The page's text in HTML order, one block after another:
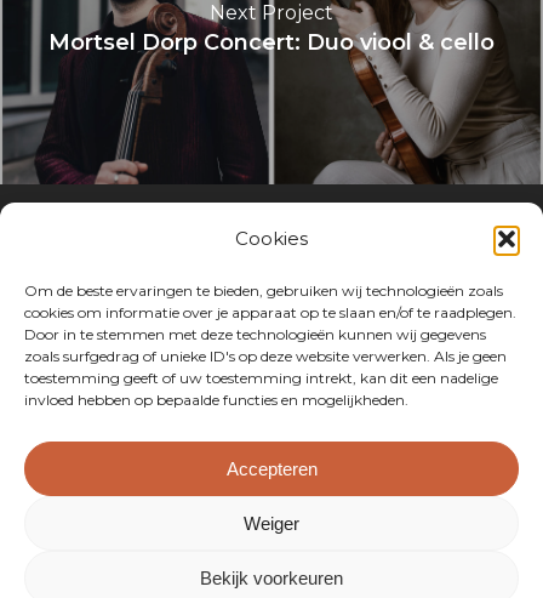
Cookies
Om de beste ervaringen te bieden, gebruiken wij technologieën zoals
cookies om informatie over je apparaat op te slaan en/of te raadplegen.
Door in te stemmen met deze technologieën kunnen wij gegevens
zoals surfgedrag of unieke ID's op deze website verwerken. Als je geen
toestemming geeft of uw toestemming intrekt, kan dit een nadelige
invloed hebben op bepaalde functies en mogelijkheden.
Accepteren
Weiger
Bekijk voorkeuren
Next Project
Mortsel Dorp Concert: Duo viool & cello